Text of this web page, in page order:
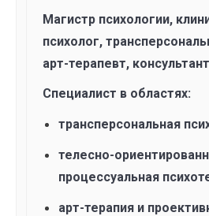
Магистр психологии,
психолог,
арт-терапевт,
Специалист в областях:
трансперсональная
телесно-
процессуальная
арт-терапия и